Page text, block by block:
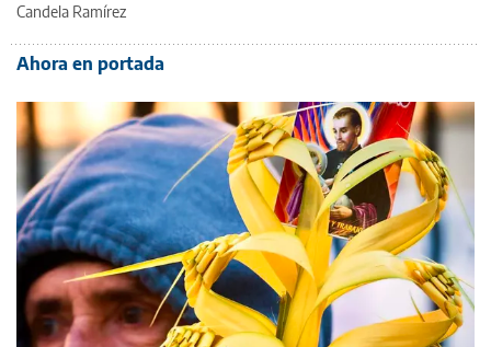
Candela Ramírez
Ahora en portada